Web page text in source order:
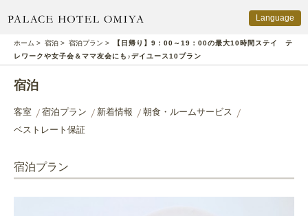
Language
ホーム > 宿泊 > 宿泊プラン >
【日帰り】9：00～19：00の最大10時間ステイ テ
レワークや女子会＆ママ友会にも♪デイユース10プラン
宿泊
客室 宿泊プラン 新着情報
朝食・ルームサービス
ベストレート保証
宿泊プラン